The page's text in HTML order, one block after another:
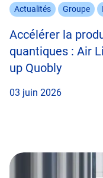
Actualités Groupe
Accélérer la
quantiques : Air
up Quobly
03 juin 2026